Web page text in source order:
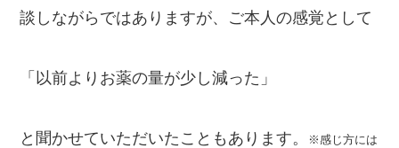
談しながらではありますが、ご本人の感覚として
「以前よりお薬の量が少し減った」
と聞かせていただいたこともあります。 ※感じ方には